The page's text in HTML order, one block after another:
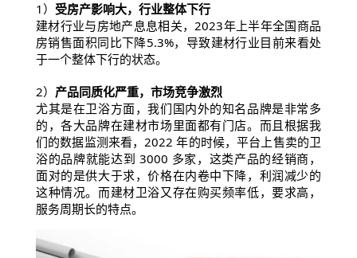
1） 受房产影响大，行业整体下行
建材行业与房地产息息相关，2023年上半年全国商品
房销售面积同比下降5.3%，导致建材行业目前来看处
于一个整体下行的状态。
2） 产品同质化严重，市场竞争激烈
尤其是在卫浴方面，我们国内外的知名品牌是非常多
的，各大品牌在建材市场里面都有门店。而且根据我
们的数据监测来看，2022 年的时候，平台上售卖的卫
浴的品牌就能达到 3000 多家，这类产品的经销商，
面对的是供大于求，价格在内卷中下降，利润减少的
这种情况。而建材卫浴又存在购买频率低，要求高，
服务周期长的特点。